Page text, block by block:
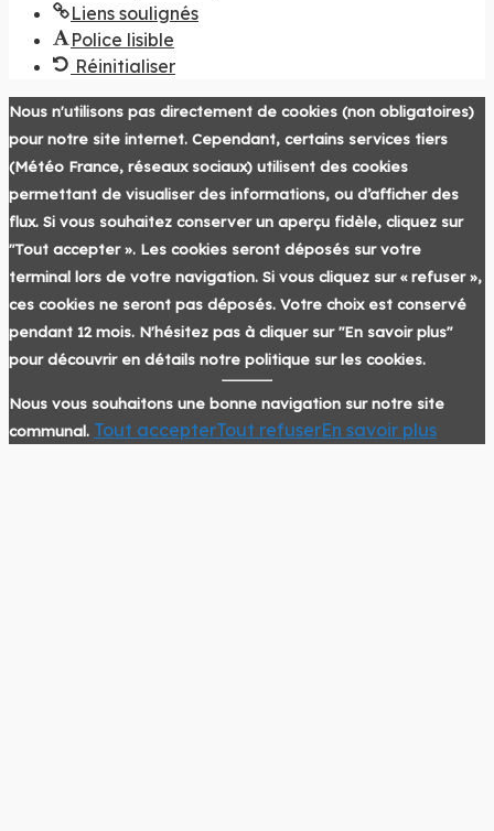
Liens soulignés
Police lisible
Réinitialiser
Nous n'utilisons pas directement de cookies (non obligatoires)
pour notre site internet. Cependant, certains services tiers
(Météo France, réseaux sociaux) utilisent des cookies
permettant de visualiser des informations, ou d’afficher des
flux. Si vous souhaitez conserver un aperçu fidèle, cliquez sur
"Tout accepter ». Les cookies seront déposés sur votre
terminal lors de votre navigation. Si vous cliquez sur « refuser »,
ces cookies ne seront pas déposés. Votre choix est conservé
pendant 12 mois. N'hésitez pas à cliquer sur "En savoir plus"
pour découvrir en détails notre politique sur les cookies.
Nous vous souhaitons une bonne navigation sur notre site
communal. Tout accepterTout refuserEn savoir plus